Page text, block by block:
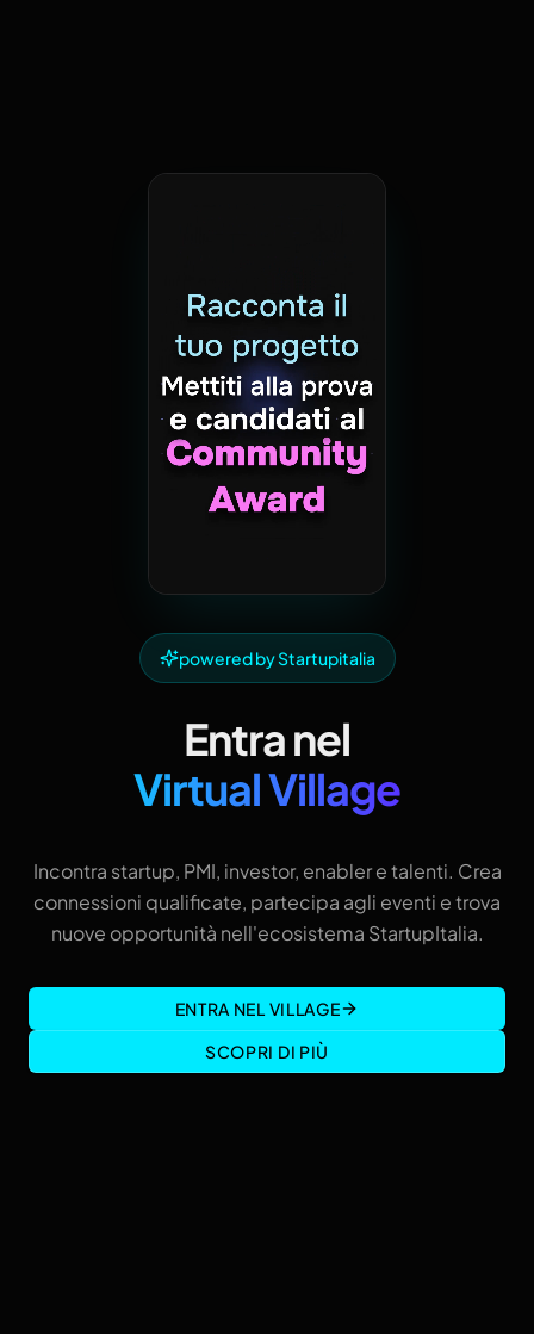
powered by Startupitalia
Entra nel
Virtual Village
Incontra startup, PMI, investor, enabler e talenti. Crea
connessioni qualificate, partecipa agli eventi e trova
nuove opportunità nell'ecosistema StartupItalia.
ENTRA NEL VILLAGE
SCOPRI DI PIÙ